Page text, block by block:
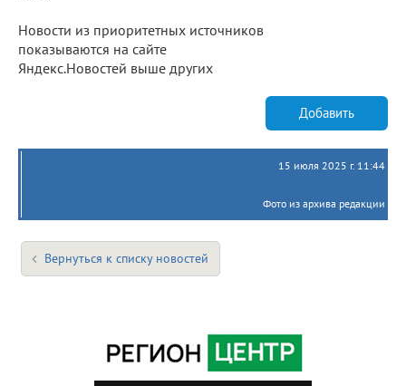
Новости из приоритетных источников
показываются на сайте
Яндекс.Новостей выше других
Добавить
15 июля 2025 г. 11:44
Фото из архива редакции
Вернуться к списку новостей